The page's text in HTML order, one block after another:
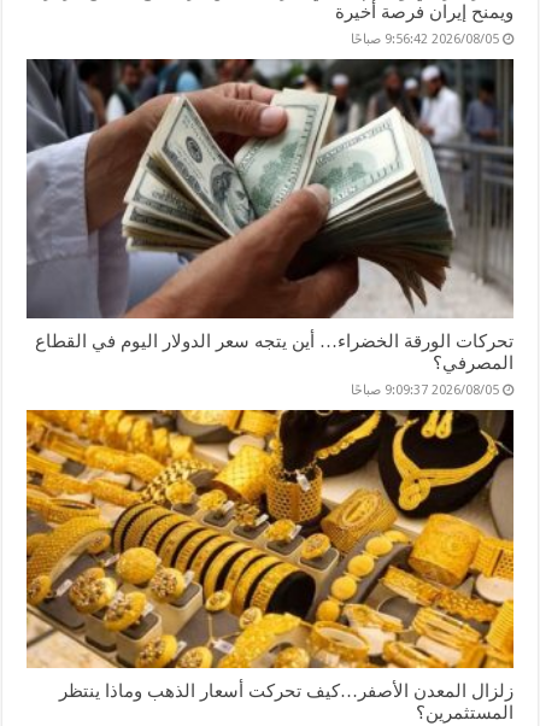
ويمنح إيران فرصة أخيرة
2026/08/05 9:56:42 صباحًا
تحركات الورقة الخضراء… أين يتجه سعر الدولار اليوم في القطاع
المصرفي؟
2026/08/05 9:09:37 صباحًا
زلزال المعدن الأصفر…كيف تحركت أسعار الذهب وماذا ينتظر
المستثمرين؟